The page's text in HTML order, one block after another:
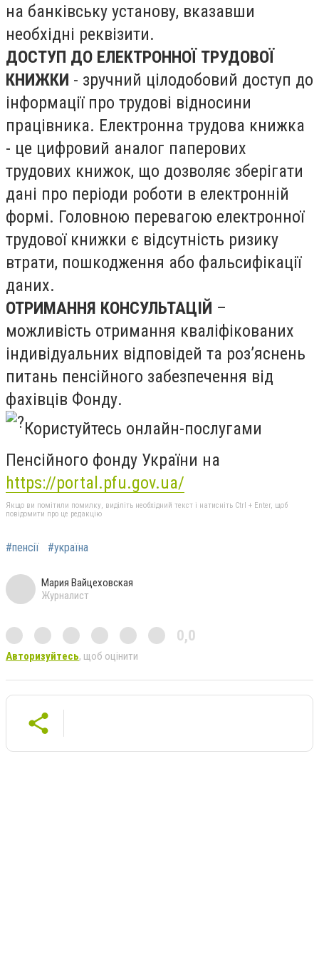
на банківську установу, вказавши
необхідні реквізити.
ДОСТУП ДО ЕЛЕКТРОННОЇ ТРУДОВОЇ
КНИЖКИ - зручний цілодобовий доступ до
інформації про трудові відносини
працівника. Електронна трудова книжка
- це цифровий аналог паперових
трудових книжок, що дозволяє зберігати
дані про періоди роботи в електронній
формі. Головною перевагою електронної
трудової книжки є відсутність ризику
втрати, пошкодження або фальсифікації
даних.
ОТРИМАННЯ КОНСУЛЬТАЦІЙ –
можливість отримання кваліфікованих
індивідуальних відповідей та роз’яснень
питань пенсійного забезпечення від
фахівців Фонду.
Користуйтесь онлайн-послугами
Пенсійного фонду України на
https://portal.pfu.gov.ua/
Якщо ви помітили помилку, виділіть необхідний текст і натисніть Ctrl + Enter, щоб
повідомити про це редакцію
#пенсії #україна
Мария Вайцеховская
Журналист
0,0
Авторизуйтесь, щоб оцінити